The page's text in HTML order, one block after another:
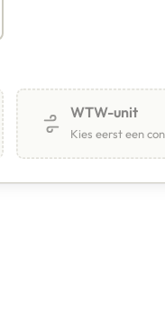
WTW-unit
Kies eerst een